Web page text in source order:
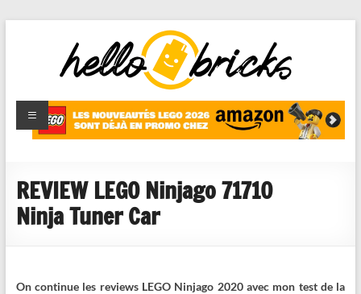
HelloBricks
Blog LEGO,
nouveaut�s
reviews
REVIEW LEGO Ninjago 71710
Ninja Tuner Car
On continue les reviews LEGO Ninjago 2020 avec mon test de la